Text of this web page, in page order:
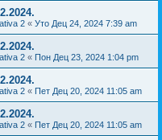
2 « Уто Дец 24, 2024 7:39 am
2 « Пон Дец 23, 2024 1:04 pm
2 « Пет Дец 20, 2024 11:05 am
2 « Пет Дец 20, 2024 11:05 am